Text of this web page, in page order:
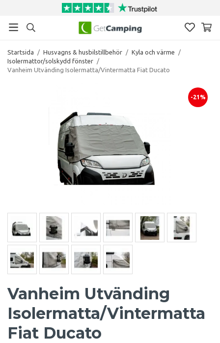
Startsida / Husvagns & husbilstillbehör / Kyla och värme
/
Isolermattor/solskydd fönster /
Vanheim Utvänding Isolermatta/Vintermatta Fiat Ducato
-21%
Vanheim Utvänding
Isolermatta/Vintermatta
Fiat Ducato